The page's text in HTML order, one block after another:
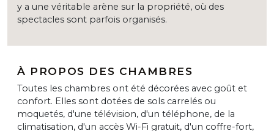
y a une véritable arène sur la propriété, où des
spectacles sont parfois organisés.
À PROPOS DES CHAMBRES
Toutes les chambres ont été décorées avec goût et
confort. Elles sont dotées de sols carrelés ou
moquetés, d'une télévision, d'un téléphone, de la
climatisation, d'un accès Wi-Fi gratuit, d'un coffre-fort,